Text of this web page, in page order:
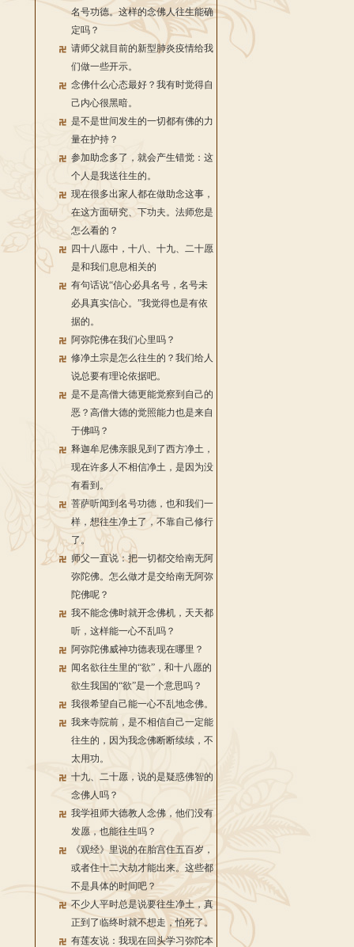
名号功德。这样的念佛人往生能确
定吗？
请师父就目前的新型肺炎疫情给我
们做一些开示。
念佛什么心态最好？我有时觉得自
己内心很黑暗。
是不是世间发生的一切都有佛的力
量在护持？
参加助念多了，就会产生错觉：这
个人是我送往生的。
现在很多出家人都在做助念这事，
在这方面研究、下功夫。法师您是
怎么看的？
四十八愿中，十八、十九、二十愿
是和我们息息相关的
有句话说“信心必具名号，名号未
必具真实信心。”我觉得也是有依
据的。
阿弥陀佛在我们心里吗？
修净土宗是怎么往生的？我们给人
说总要有理论依据吧。
是不是高僧大德更能觉察到自己的
恶？高僧大德的觉照能力也是来自
于佛吗？
释迦牟尼佛亲眼见到了西方净土，
现在许多人不相信净土，是因为没
有看到。
菩萨听闻到名号功德，也和我们一
样，想往生净土了，不靠自己修行
了。
师父一直说：把一切都交给南无阿
弥陀佛。怎么做才是交给南无阿弥
陀佛呢？
我不能念佛时就开念佛机，天天都
听，这样能一心不乱吗？
阿弥陀佛威神功德表现在哪里？
闻名欲往生里的“欲”，和十八愿的
欲生我国的“欲”是一个意思吗？
我很希望自己能一心不乱地念佛。
我来寺院前，是不相信自己一定能
往生的，因为我念佛断断续续，不
太用功。
十九、二十愿，说的是疑惑佛智的
念佛人吗？
我学祖师大德教人念佛，他们没有
发愿，也能往生吗？
《观经》里说的在胎宫住五百岁，
或者住十二大劫才能出来。这些都
不是具体的时间吧？
不少人平时总是说要往生净土，真
正到了临终时就不想走，怕死了。
有莲友说：我现在回头学习弥陀本